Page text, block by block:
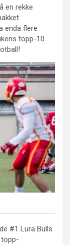
en rekke
enda flere
topp-10
#1 Lura Bulls